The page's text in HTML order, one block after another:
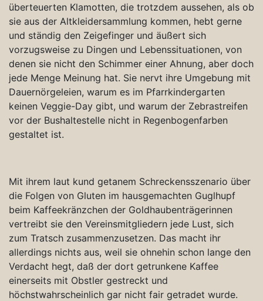
überteuerten Klamotten, die trotzdem aussehen, als ob
sie aus der Altkleidersammlung kommen, hebt gerne
und ständig den Zeigefinger und äußert sich
vorzugsweise zu Dingen und Lebenssituationen, von
denen sie nicht den Schimmer einer Ahnung, aber doch
jede Menge Meinung hat. Sie nervt ihre Umgebung mit
Dauernörgeleien, warum es im Pfarrkindergarten
keinen Veggie-Day gibt, und warum der Zebrastreifen
vor der Bushaltestelle nicht in Regenbogenfarben
gestaltet ist.
Mit ihrem laut kund getanem Schreckensszenario über
die Folgen von Gluten im hausgemachten Guglhupf
beim Kaffeekränzchen der Goldhaubenträgerinnen
vertreibt sie den Vereinsmitgliedern jede Lust, sich
zum Tratsch zusammenzusetzen. Das macht ihr
allerdings nichts aus, weil sie ohnehin schon lange den
Verdacht hegt, daß der dort getrunkene Kaffee
einerseits mit Obstler gestreckt und
höchstwahrscheinlich gar nicht fair getradet wurde.